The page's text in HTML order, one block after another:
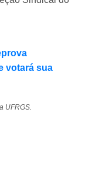
votará sua
UFRGS.